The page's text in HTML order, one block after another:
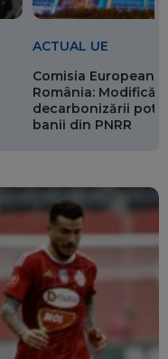
ACTUAL UE
Comisia Europeană
România:
decarbonizării pot
banii din PNRR